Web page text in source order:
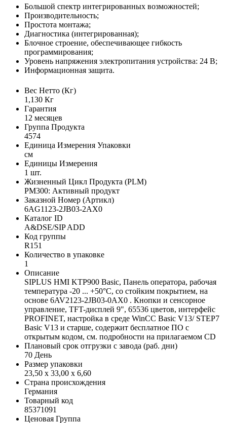
Большой спектр интегрированных возможностей;
Производительность;
Простота монтажа;
Диагностика (интегрированная);
Блочное строение, обеспечивающее гибкость
программирования;
Уровень напряжения электропитания устройства: 24 В;
Информационная защита.
Вес Нетто (Кг)
1,130 Кг
Гарантия
12 месяцев
Группа Продукта
4574
Единица Измерения Упаковки
см
Единицы Измерения
1 шт.
Жизненный Цикл Продукта (PLM)
PM300: Активный продукт
Заказной Номер (Артикл)
6AG1123-2JB03-2AX0
Каталог ID
A&DSE/SIP ADD
Код группы
R151
Количество в упаковке
1
Описание
SIPLUS HMI KTP900 Basic, Панель оператора, рабочая
температура -20 ... +50°C, со стойким покрытием, на
основе 6AV2123-2JB03-0AX0 . Кнопки и сенсорное
управление, TFT-дисплей 9", 65536 цветов, интерфейс
PROFINET, настройка в среде WinCC Basic V13/ STEP7
Basic V13 и старше, содержит бесплатное ПО с
открытым кодом, см. подробности на прилагаемом CD
Плановый срок отгрузки с завода (раб. дни)
70 День
Размер упаковки
23,50 x 33,00 x 6,60
Страна происхождения
Германия
Товарный код
85371091
Ценовая Группа